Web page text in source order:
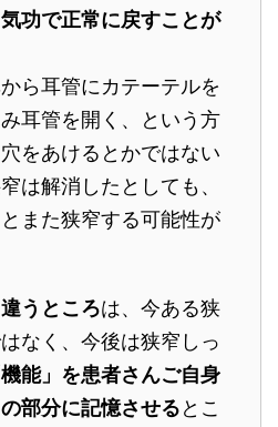
気功で正常に戻すことが
ら耳管にカテーテルを
耳管を開く、という方
をあけるとかではない
は解消したとしても、
また狭窄する可能性が
うところは、今ある狭
なく、今後は狭窄しっ
機能」を患者さんご自身
部分に記憶させるとこ